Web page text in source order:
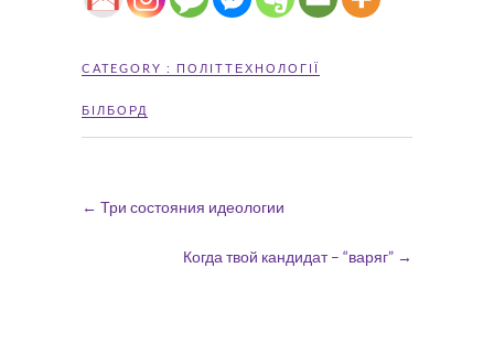
CATEGORY : ПОЛІТТЕХНОЛОГІЇ
БІЛБОРД
← Три состояния идеологии
Когда твой кандидат – “варяг” →